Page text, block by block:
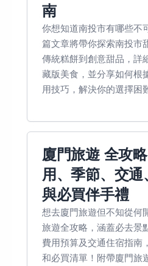
南
你想知道南投市有哪些不
篇文章將帶你探索南投市
傳統糕餅到創意甜品，詳
藏版美食，並分享如何根
用技巧，解決你的選擇困
廈門旅遊 全攻
用、季節、交
與必買伴手禮
想去廈門旅遊但不知從何
旅遊全攻略，涵蓋必去景
費用預算及交通住宿指南
和必買清單！附帶廈門旅